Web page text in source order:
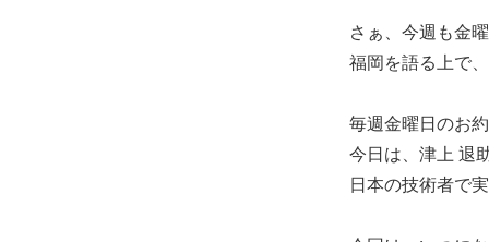
さぁ、今週も金
福岡を語る上で
毎週金曜日のお
今日は、津上 退
日本の技術者で